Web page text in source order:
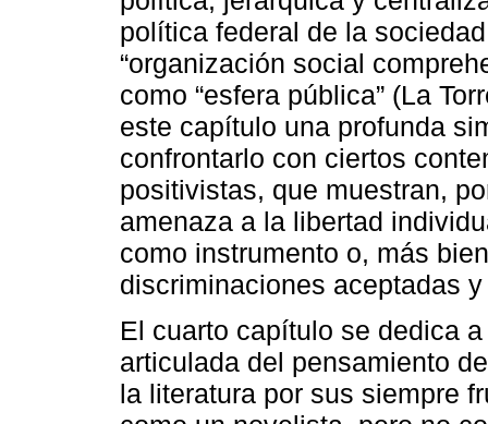
política federal de la
“organización social
como “esfera pública” (La
este capítulo una profunda
confrontarlo con ciertos
positivistas, que muestran,
amenaza a la libertad
como instrumento o, más
discriminaciones aceptadas
El cuarto capítulo se dedica
articulada del pensamiento
la literatura por sus siempre